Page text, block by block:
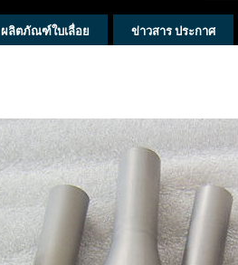
ผลิตภัณฑ์ใบเลื่อย ข่าวสาร ประกาศ